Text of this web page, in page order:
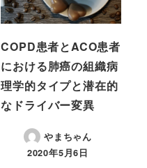
COPD患者とACO患者
における肺癌の組織病
理学的タイプと潜在的
なドライバー変異
やまちゃん
2020年5月6日